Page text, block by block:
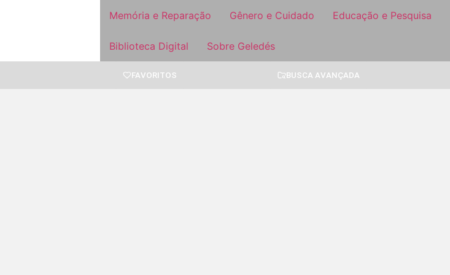
Memória e Reparação Gênero e Cuidado Educação e Pesquisa
Biblioteca Digital Sobre Geledés
FAVORITOS BUSCA AVANÇADA